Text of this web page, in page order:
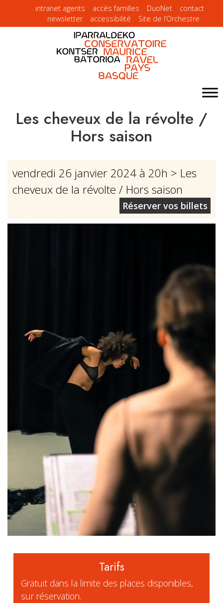
intranet agents accès familles DuoNet
contact
newsletter
accessibilité Site de l’Orchestre
Les cheveux de la révolte /
Hors saison
vendredi 26 janvier 2024 à 20h > Les
cheveux de la révolte / Hors saison
Réserver vos billets
Tarifs
Gratuit dans la limite des places disponibles,
sur réservation.